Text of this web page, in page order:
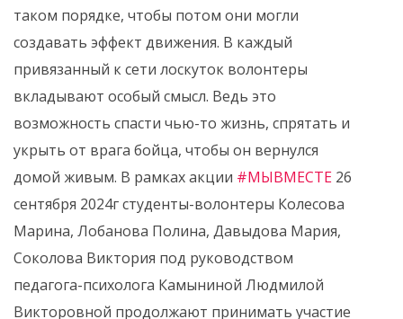
таком порядке, чтобы потом они могли
создавать эффект движения. В каждый
привязанный к сети лоскуток волонтеры
вкладывают особый смысл. Ведь это
возможность спасти чью-то жизнь, спрятать и
укрыть от врага бойца, чтобы он вернулся
домой живым. В рамках акции #МЫВМЕСТЕ 26
сентября 2024г студенты-волонтеры Колесова
Марина, Лобанова Полина, Давыдова Мария,
Соколова Виктория под руководством
педагога-психолога Камыниной Людмилой
Викторовной продолжают принимать участие